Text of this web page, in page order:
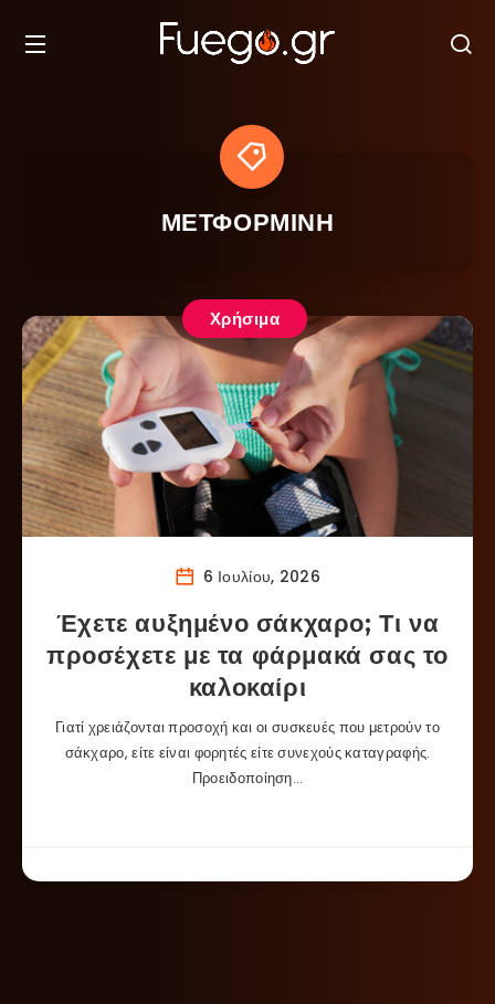
ΜΕΤΦΟΡΜΙΝΗ
Χρήσιμα
6 Ιουλίου, 2026
Έχετε αυξημένο σάκχαρο; Τι να
προσέχετε με τα φάρμακά σας το
καλοκαίρι
Γιατί χρειάζονται προσοχή και οι συσκευές που μετρούν το
σάκχαρο, είτε είναι φορητές είτε συνεχούς καταγραφής.
Προειδοποίηση…